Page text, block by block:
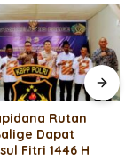
Rutan
Dapat
Fitri 1446 H